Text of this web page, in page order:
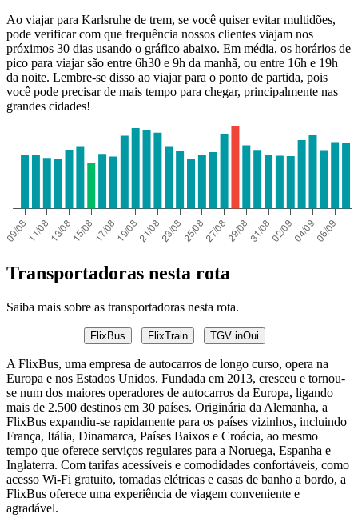
Ao viajar para Karlsruhe de trem, se você quiser evitar multidões,
pode verificar com que frequência nossos clientes viajam nos
próximos 30 dias usando o gráfico abaixo. Em média, os horários de
pico para viajar são entre 6h30 e 9h da manhã, ou entre 16h e 19h
da noite. Lembre-se disso ao viajar para o ponto de partida, pois
você pode precisar de mais tempo para chegar, principalmente nas
grandes cidades!
Transportadoras nesta rota
Saiba mais sobre as transportadoras nesta rota.
FlixBus FlixTrain TGV inOui
A FlixBus, uma empresa de autocarros de longo curso, opera na
Europa e nos Estados Unidos. Fundada em 2013, cresceu e tornou-
se num dos maiores operadores de autocarros da Europa, ligando
mais de 2.500 destinos em 30 países. Originária da Alemanha, a
FlixBus expandiu-se rapidamente para os países vizinhos, incluindo
França, Itália, Dinamarca, Países Baixos e Croácia, ao mesmo
tempo que oferece serviços regulares para a Noruega, Espanha e
Inglaterra. Com tarifas acessíveis e comodidades confortáveis, como
acesso Wi-Fi gratuito, tomadas elétricas e casas de banho a bordo, a
FlixBus oferece uma experiência de viagem conveniente e
agradável.